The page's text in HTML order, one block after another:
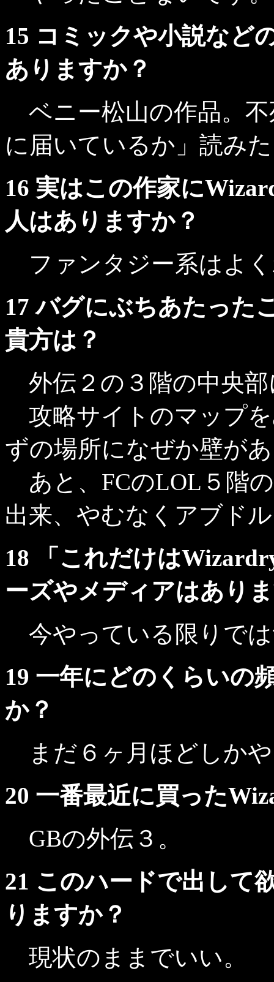
15 コミックや小説など
ありますか？
ベニー松山の作品。
に届いているか」読み
16 実はこの作家に
人はありますか？
ファンタジー系はよ
17 バグにぶちあたった
貴方は？
外伝２の３階の中央部
攻略サイトのマップ
ずの場所になぜか壁が
あと、FCのLOL５階
出来、やむなくアブド
18 「これだけは
ーズやメディアはあり
今やっている限りで
19 一年にどのくらいの
か？
まだ６ヶ月ほどしか
20 一番最近に買った
GBの外伝３。
21 このハードで出して
りますか？
現状のままでいい。